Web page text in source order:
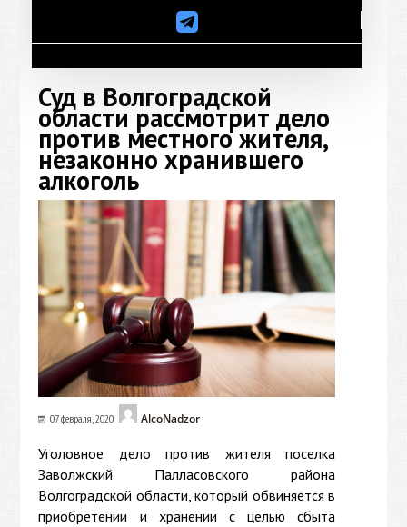
Суд в Волгоградской
области рассмотрит дело
против местного жителя,
незаконно хранившего
алкоголь
07 февраля, 2020 AlcoNadzor
Уголовное дело против жителя поселка
Заволжский Палласовского района
Волгоградской области, который обвиняется в
приобретении и хранении с целью сбыта